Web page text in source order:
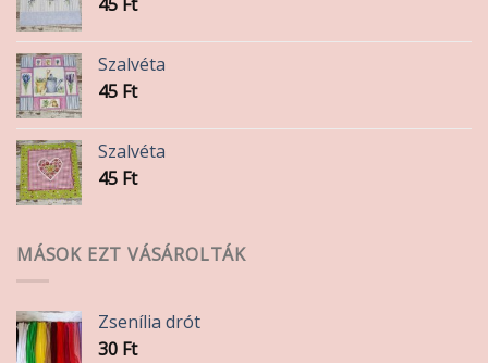
Szalvéta
45 Ft
Szalvéta
45 Ft
MÁSOK EZT VÁSÁROLTÁK
Zsenília drót
30 Ft